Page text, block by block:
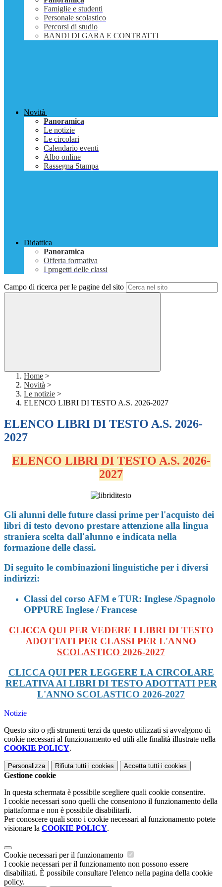
Famiglie e studenti
Personale scolastico
Percorsi di studio
BANDI DI GARA E CONTRATTI
Novità
Panoramica
Le notizie
Le circolari
Calendario eventi
Albo online
Rassegna Stampa
Didattica
Panoramica
Offerta formativa
I progetti delle classi
Campo di ricerca per le pagine del sito
Home >
Novità >
Le notizie >
ELENCO LIBRI DI TESTO A.S. 2026-2027
ELENCO LIBRI DI TESTO A.S. 2026-
2027
ELENCO LIBRI DI TESTO A.S. 2026-
2027
Gli alunni delle future classi prime per l'acquisto dei
libri di testo devono prestare attenzione alla lingua
straniera scelta dall'alunno e indicata nella
formazione delle classi.
Di seguito le combinazioni linguistiche per i diversi
indirizzi:
Classi del corso AFM e TUR: Inglese /Spagnolo
OPPURE Inglese / Francese
CLICCA QUI PER VEDERE I LIBRI DI TESTO
ADOTTATI PER CLASSI PER L'ANNO
SCOLASTICO 2026-2027
CLICCA QUI PER LEGGERE LA CIRCOLARE
RELATIVA AI LIBRI DI TESTO ADOTTATI PER
L'ANNO SCOLASTICO 2026-2027
Notizie
Questo sito o gli strumenti terzi da questo utilizzati si avvalgono di
cookie necessari al funzionamento ed utili alle finalità illustrate nella
COOKIE POLICY.
Personalizza Rifiuta tutti i cookies Accetta tutti i cookies
Gestione cookie
In questa schermata è possibile scegliere quali cookie consentire.
I cookie necessari sono quelli che consentono il funzionamento della
piattaforma e non è possibile disabilitarli.
Per conoscere quali sono i cookie necessari al funzionamento potete
visionare la COOKIE POLICY.
Cookie necessari per il funzionamento
I cookie necessari per il funzionamento non possono essere
disabilitati. È possibile consultare l'elenco nella pagina della cookie
policy.